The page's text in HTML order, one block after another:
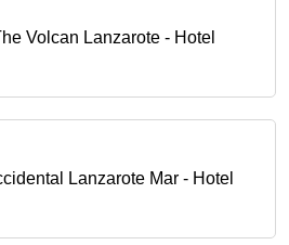
Volcan Lanzarote - Hotel
Lanzarote Mar - Hotel